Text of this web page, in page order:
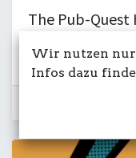
The Pub-Quest
Quiz Uish
Wir nutzen nur
Infos dazu